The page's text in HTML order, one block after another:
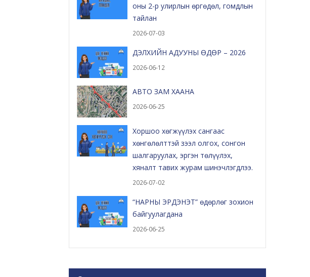
оны 2-р улирлын өргөдөл, гомдлын
тайлан
2026-07-03
ДЭЛХИЙН АДУУНЫ ӨДӨР – 2026
2026-06-12
АВТО ЗАМ ХААНА
2026-06-25
Хоршоо хөгжүүлэх сангаас
хөнгөлөлттэй зээл олгох, сонгон
шалгаруулах, эргэн төлүүлэх,
хяналт тавих журам шинэчлэгдлээ.
2026-07-02
“НАРНЫ ЭРДЭНЭТ” өдөрлөг зохион
байгуулагдана
2026-06-25